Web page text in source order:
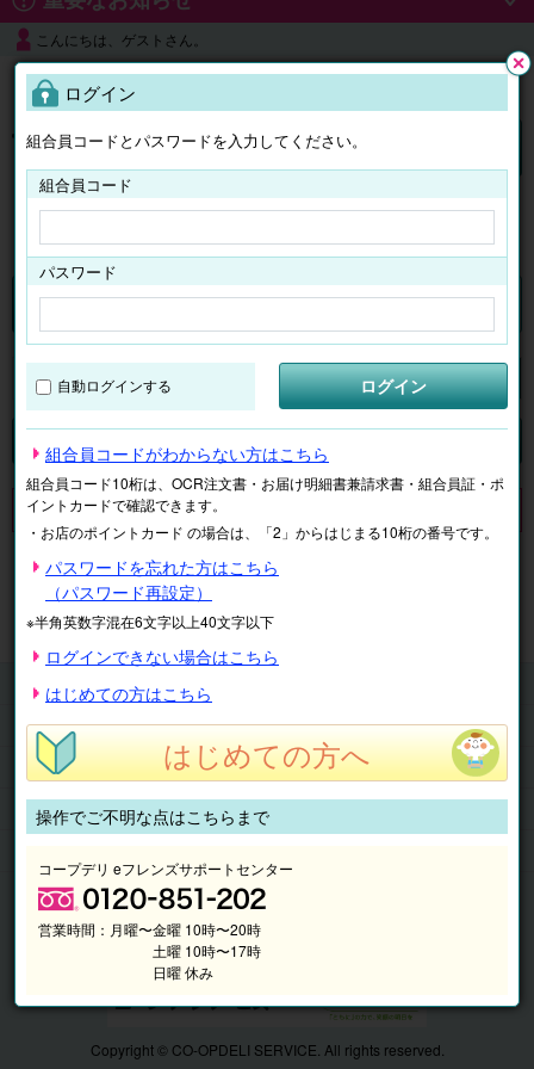
こんにちは、ゲストさん。
よくある質問
ログイン
チケット マイページ
検索
申し訳ございません。 現在、該当商品は、お取扱いしておりません。
マイページ 注文履歴
抽選結果
請求内容
チケット
くらしのサービス
このサイトの使い方
マイページ
Copyright © CO-OPDELI SERVICE. All rights reserved.
ログイン
組合員コードとパスワードを入力してください。
組合員コード
パスワード
自動ログインする ログイン
組合員コードがわからない方はこちら
組合員コード10桁は、OCR注文書・お届け明細書兼請求書・組合員証・ポ
イントカードで確認できます。
・お店のポイントカード の場合は、「2」からはじまる10桁の番号です。
パスワードを忘れた方はこちら
（パスワード再設定）
※半角英数字混在6文字以上40文字以下
ログインできない場合はこちら
はじめての方はこちら
はじめての方へ
操作でご不明な点はこちらまで
コープデリ eフレンズサポートセンター
営業時間： 月曜〜金曜 10時〜20時
土曜 10時〜17時
日曜 休み